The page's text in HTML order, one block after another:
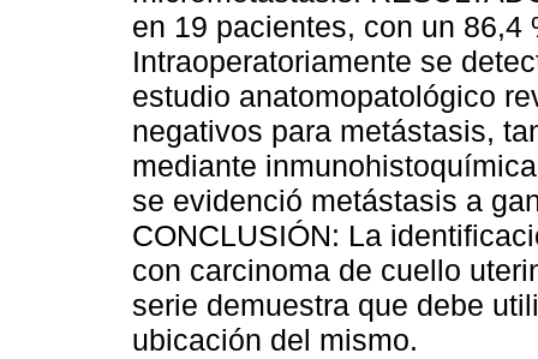
en 19 pacientes, con un 86,4
Intraoperatoriamente se
estudio anatomopatológico
negativos para metástasis,
mediante
se evidenció metástasis a
CONCLUSIÓN: La
con carcinoma de cuello
serie demuestra que debe
ubicación del mismo.